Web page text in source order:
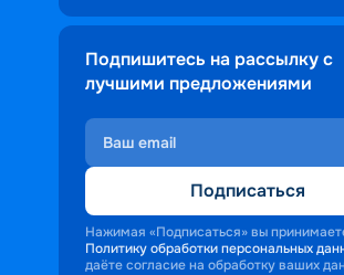
Подпишитесь на рассылку с
лучшими предложениями
Подписаться
Нажимая «Подписаться» вы
Политику обработки персональных
даёте согласие на обработку ваших